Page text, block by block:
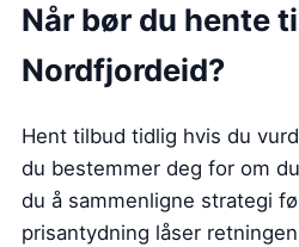
Når bør du hente
Nordfjordeid?
Hent tilbud tidlig hvis du
du bestemmer deg for om
du å sammenligne strategi
prisantydning låser